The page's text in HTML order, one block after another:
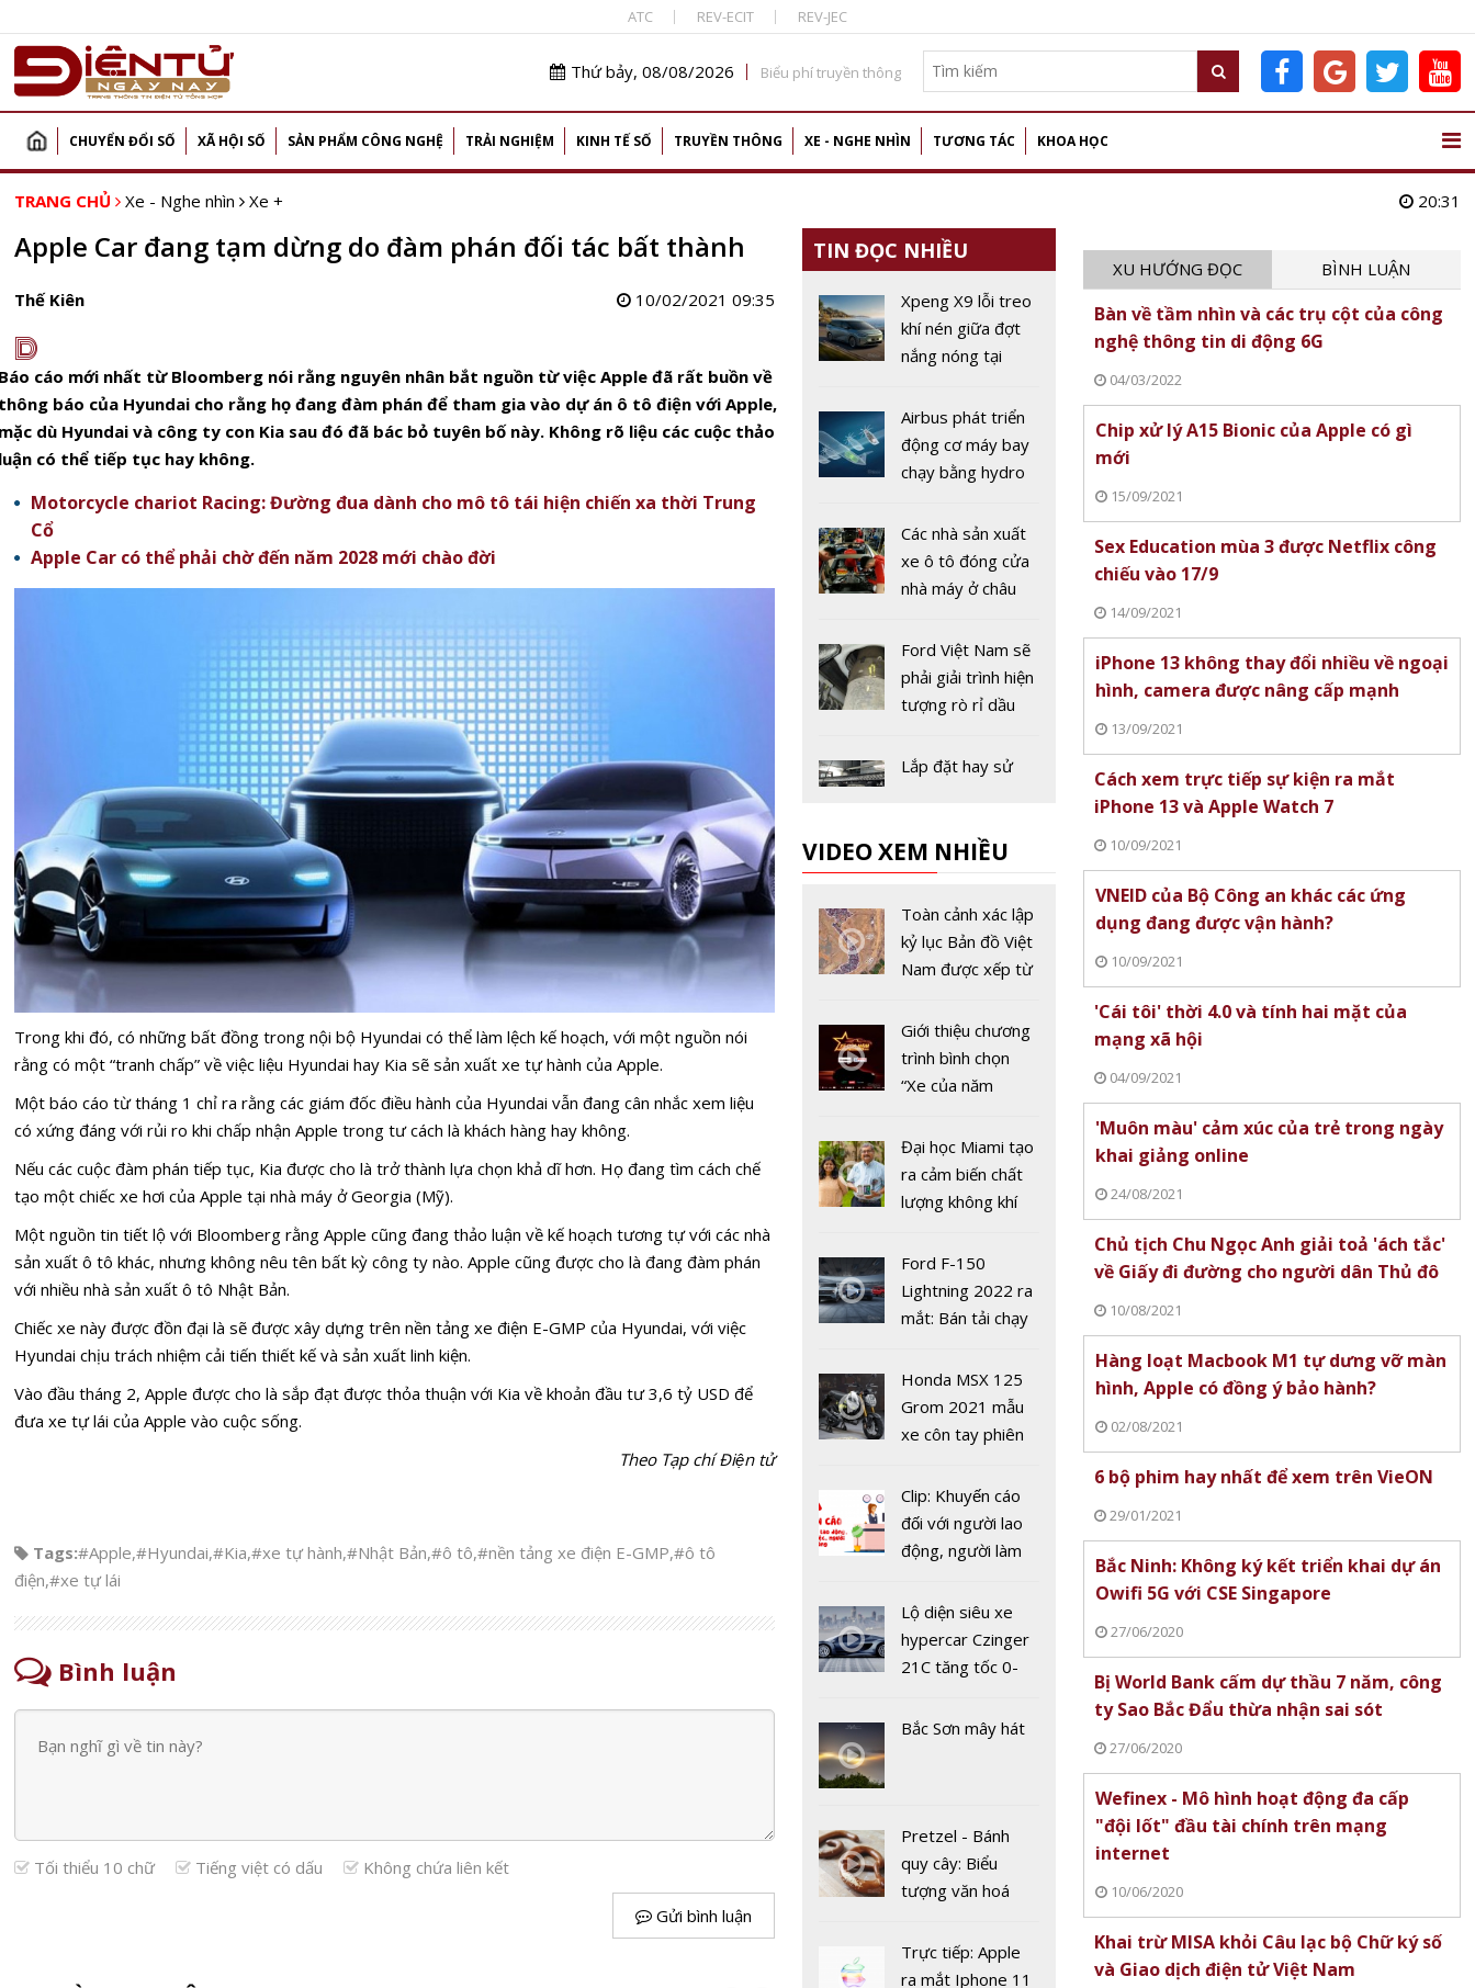
ATC REV-ECIT REV-JEC
Thứ bảy, 08/08/2026 Biểu phí truyền thông
CHUYỂN ĐỔI SỐ XÃ HỘI SỐ SẢN PHẨM CÔNG NGHỆ TRẢI NGHIỆM KINH TẾ SỐ TRUYỀN THÔNG XE - NGHE NHÌN TƯƠNG TÁC KHOA HỌC
TRANG CHỦ Xe - Nghe nhìn Xe + 20:31
Apple Car đang tạm dừng do đàm phán đối tác bất thành
Thế Kiên 10/02/2021 09:35
D
cáo mới nhất từ Bloomberg nói rằng nguyên nhân bắt nguồn từ việc Apple đã rất buồn về
báo của Hyundai cho rằng họ đang đàm phán để tham gia vào dự án ô tô điện với Apple,
dù Hyundai và công ty con Kia sau đó đã bác bỏ tuyên bố này. Không rõ liệu các cuộc thảo
có thể tiếp tục hay không.
Motorcycle chariot Racing: Đường đua dành cho mô tô tái hiện chiến xa thời Trung
Cổ
Apple Car có thể phải chờ đến năm 2028 mới chào đời
Trong khi đó, có những bất đồng trong nội bộ Hyundai có thể làm lệch kế hoạch, với một nguồn nói
rằng có một “tranh chấp” về việc liệu Hyundai hay Kia sẽ sản xuất xe tự hành của Apple.
Một báo cáo từ tháng 1 chỉ ra rằng các giám đốc điều hành của Hyundai vẫn đang cân nhắc xem liệu
có xứng đáng với rủi ro khi chấp nhận Apple trong tư cách là khách hàng hay không.
Nếu các cuộc đàm phán tiếp tục, Kia được cho là trở thành lựa chọn khả dĩ hơn. Họ đang tìm cách chế
tạo một chiếc xe hơi của Apple tại nhà máy ở Georgia (Mỹ).
Một nguồn tin tiết lộ với Bloomberg rằng Apple cũng đang thảo luận về kế hoạch tương tự với các nhà
sản xuất ô tô khác, nhưng không nêu tên bất kỳ công ty nào. Apple cũng được cho là đang đàm phán
với nhiều nhà sản xuất ô tô Nhật Bản.
Chiếc xe này được đồn đại là sẽ được xây dựng trên nền tảng xe điện E-GMP của Hyundai, với việc
Hyundai chịu trách nhiệm cải tiến thiết kế và sản xuất linh kiện.
Vào đầu tháng 2, Apple được cho là sắp đạt được thỏa thuận với Kia về khoản đầu tư 3,6 tỷ USD để
đưa xe tự lái của Apple vào cuộc sống.
Theo Tạp chí Điện tử
Tags:#Apple,#Hyundai,#Kia,#xe tự hành,#Nhật Bản,#ô tô,#nền tảng xe điện E-GMP,#ô tô
điện,#xe tự lái
Bình luận
Tối thiểu 10 chữ Tiếng việt có dấu Không chứa liên kết
Gửi bình luận
TIN ĐỌC NHIỀU
Xpeng X9 lỗi treo
khí nén giữa đợt
nắng nóng tại
Airbus phát triển
động cơ máy bay
chạy bằng hydro
giới
Các nhà sản xuất
xe ô tô đóng cửa
nhà máy ở châu
19
Ford Việt Nam sẽ
phải giải trình hiện
tượng rò rỉ dầu
trước ngày 16/3
Lắp đặt hay sử
xử phạt thế nào?
Nguyên nhân đèn
báo phanh ô tô
sáng và kinh
biết
Show 2019: Dòng
xe Volvo có gì đặc
biệt
Mitsubishi T&T
Hải Dương tổ
chức chương trình
mới
Winner X với
Yamaha Exciter
RC ngày càng
VIDEO XEM NHIỀU
Toàn cảnh xác lập
kỷ lục Bản đồ Việt
Nam được xếp từ
năm 2022
Giới thiệu chương
trình bình chọn
“Xe của năm
Đại học Miami tạo
ra cảm biến chất
lượng không khí
19
Ford F-150
Lightning 2022 ra
mắt: Bán tải chạy
chưa đến 40 nghìn
USD
Honda MSX 125
Grom 2021 mẫu
xe côn tay phiên
Clip: Khuyến cáo
đối với người lao
động, người làm
hàng tại khu dịch
vụ trong dịch
Covid-19
Lộ diện siêu xe
hypercar Czinger
21C tăng tốc 0-
2 giây
Bắc Sơn mây hát
Pretzel - Bánh
quy cây: Biểu
tượng văn hoá
tranh cãi về nguồn
gốc
Trực tiếp: Apple
ra mắt Iphone 11
XU HƯỚNG ĐỌC BÌNH LUẬN
Bàn về tầm nhìn và các trụ cột của công
nghệ thông tin di động 6G
04/03/2022
Chip xử lý A15 Bionic của Apple có gì
mới
15/09/2021
Sex Education mùa 3 được Netflix công
chiếu vào 17/9
14/09/2021
iPhone 13 không thay đổi nhiều về ngoại
hình, camera được nâng cấp mạnh
13/09/2021
Cách xem trực tiếp sự kiện ra mắt
iPhone 13 và Apple Watch 7
10/09/2021
VNEID của Bộ Công an khác các ứng
dụng đang được vận hành?
10/09/2021
'Cái tôi' thời 4.0 và tính hai mặt của
mạng xã hội
04/09/2021
'Muôn màu' cảm xúc của trẻ trong ngày
khai giảng online
24/08/2021
Chủ tịch Chu Ngọc Anh giải toả 'ách tắc'
về Giấy đi đường cho người dân Thủ đô
10/08/2021
Hàng loạt Macbook M1 tự dưng vỡ màn
hình, Apple có đồng ý bảo hành?
02/08/2021
6 bộ phim hay nhất để xem trên VieON
29/01/2021
Bắc Ninh: Không ký kết triển khai dự án
Owifi 5G với CSE Singapore
27/06/2020
Bị World Bank cấm dự thầu 7 năm, công
ty Sao Bắc Đẩu thừa nhận sai sót
27/06/2020
Wefinex - Mô hình hoạt động đa cấp
"đội lốt" đầu tài chính trên mạng
internet
10/06/2020
Khai trừ MISA khỏi Câu lạc bộ Chữ ký số
và Giao dịch điện tử Việt Nam